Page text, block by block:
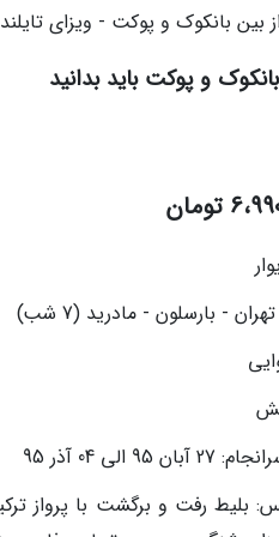
و پوکت - ویزای تایلند - 20 کیلو بار - پرواز اکونومی
و پوکت باید بدانید
- بارسلون - مادرید (7 شب)
الی 04 آذر 95